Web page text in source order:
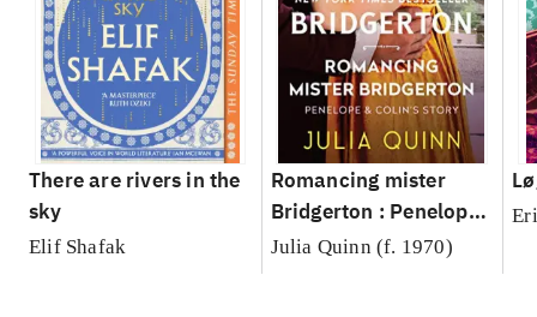
There are rivers in the
sky
Elif Shafak
Romancing mister
Bridgerton : Penelope
& Colin's StoryJulia Quinn (f. 1970)